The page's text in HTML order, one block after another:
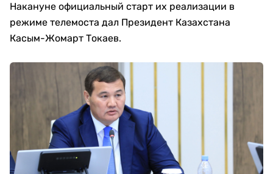
Накануне официальный старт их реализации в
режиме телемоста дал Президент Казахстана
Касым-Жомарт Токаев.